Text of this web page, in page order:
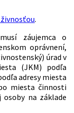
.
záujemca o
oprávnení,
úrad v
(JKM) podľa
adresy miesta
miesta činnosti
na základe